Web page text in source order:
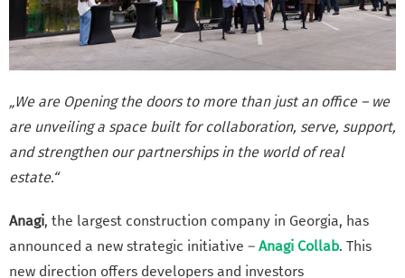
„We are Opening the doors to more than just an office – we
are unveiling a space built for collaboration, serve, support,
and strengthen our partnerships in the world of real
estate.“
Anagi, the largest construction company in Georgia, has
announced a new strategic initiative – Anagi Collab. This
new direction offers developers and investors